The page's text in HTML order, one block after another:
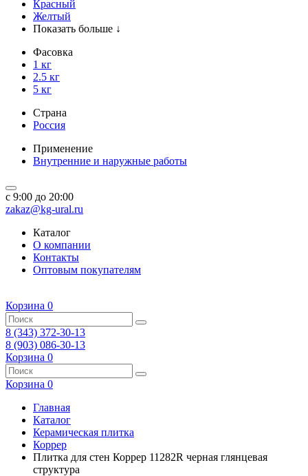
Красный
Желтый
Показать больше ↓
Фасовка
1 кг
2.5 кг
5 кг
Страна
Россия
Применение
Внутренние и наружные работы
c 9:00 до 20:00
zakaz@kg-ural.ru
Каталог
О компании
Контакты
Оптовым покупателям
Корзина 0
8 (343) 372-30-13
8 (903) 086-30-13
Корзина 0
Корзина 0
Главная
Каталог
Керамическая плитка
Коррер
Плитка для стен Коррер 11282R черная глянцевая
структура